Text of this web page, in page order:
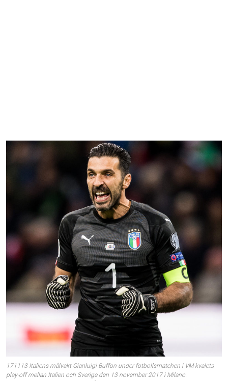
171113 Italiens målvakt Gianluigi Buffon under fotbollsmatchen i VM-kvalets
play-off mellan Italien och Sverige den 13 november 2017 i Milano.